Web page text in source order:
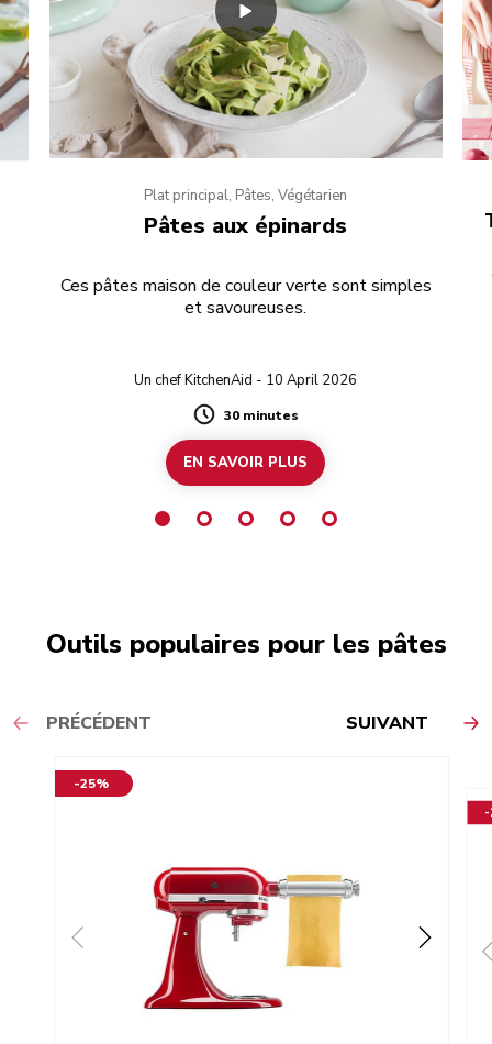
Plat principal, Pâtes, Végétarien
Pâtes aux épinards
Ces pâtes maison de couleur verte sont simples
et savoureuses.
Un chef KitchenAid - 10 April 2026
Duration
30 minutes
EN SAVOIR PLUS
Outils populaires pour les pâtes
PRÉCÉDENT SUIVANT
-25%
-